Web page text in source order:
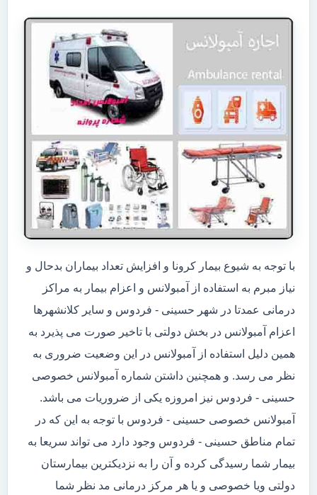
با توجه به شیوع بیمار کرونا و افزایش تعداد بیماران بدحال و
نیاز مبرم به استفاده از آمبولانس و اعزام بیمار به مراکز
درمانی عمدتا در شهر حسینی - فردوس و سایر کلانشهرها
اعزام آمبولانس در بخش دولتی با تاخیر صورت می پذیرد به
همین دلیل استفاده از آمبولانس در این وضعیت ضروری به
نظر می رسد. و همچنین داشتن شماره آمبولانس خصوصی
حسینی - فردوس نیز امروزه یکی از ضروریات می باشد.
آمبولانس خصوصی حسینی - فردوس با توجه به این که در
تمام مناطق حسینی - فردوس وجود دارد می تواند سریعا به
بیمار شما رسیدگی کرده و آن را به نزدیکترین بیمارستان
دولتی ویا خصوصی و یا هر مرکز درمانی مد نظر شما